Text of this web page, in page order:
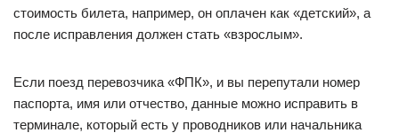
стоимость билета, например, он оплачен как «детский», а
после исправления должен стать «взрослым».
Если поезд перевозчика «ФПК», и вы перепутали номер
паспорта, имя или отчество, данные можно исправить в
терминале, который есть у проводников или начальника